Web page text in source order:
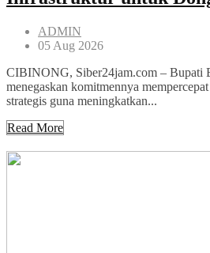
ADMIN
05 Aug 2026
CIBINONG, Siber24jam.com – Bupati
menegaskan komitmennya
strategis guna meningkatkan...
Read More